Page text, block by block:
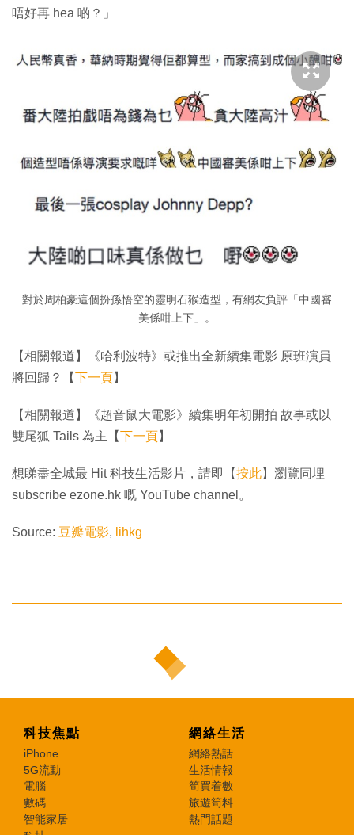
唔好再 hea 啲？」
對於周柏豪這個扮孫悟空的靈明石猴造型，有網友負評「中國審
美係咁上下」。
【相關報道】《哈利波特》或推出全新續集電影 原班演員
將回歸？【下一頁】
【相關報道】《超音鼠大電影》續集明年初開拍 故事或以
雙尾狐 Tails 為主【下一頁】
想睇盡全城最 Hit 科技生活影片，請即【按此】瀏覽同埋
subscribe ezone.hk 嘅 YouTube channel。
Source: 豆瓣電影, lihkg
科技焦點
iPhone
5G流動
電腦
數碼
智能家居
網絡生活
網絡熱話
生活情報
筍買着數
旅遊筍料
熱門話題